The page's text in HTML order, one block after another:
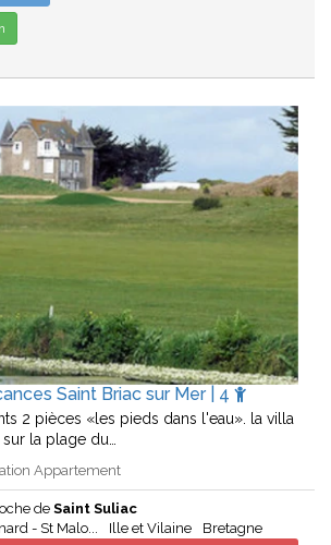
Saint Briac sur Mer | 4
2 pièces «les pieds dans l'eau». la villa
la plage du…
Appartement
de Saint Suliac
- St Malo...
Ille et Vilaine Bretagne